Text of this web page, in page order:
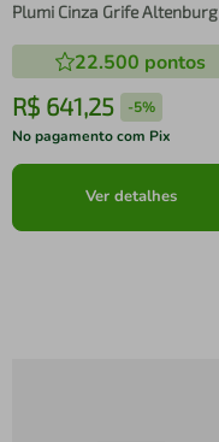
Plumi Cinza Grife Altenburg
22.500 pontos
R$ 641,25 -5%
No pagamento com Pix
Ver detalhes